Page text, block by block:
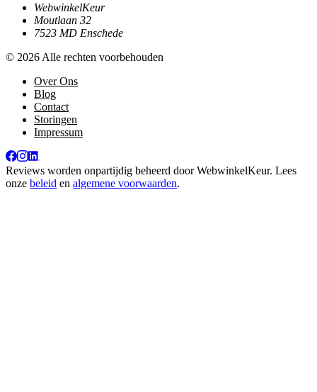
WebwinkelKeur
Moutlaan 32
7523 MD Enschede
© 2026 Alle rechten voorbehouden
Over Ons
Blog
Contact
Storingen
Impressum
Reviews worden onpartijdig beheerd doorWebwinkelKeur. Lees
onze beleid en algemene voorwaarden.